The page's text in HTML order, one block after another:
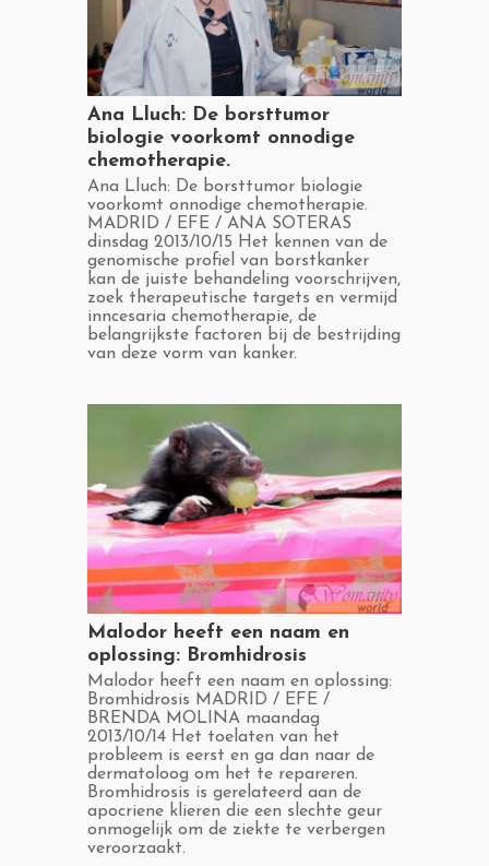
​Ana Lluch: De borsttumor
biologie voorkomt onnodige
chemotherapie.
​Ana Lluch: De borsttumor biologie
voorkomt onnodige chemotherapie.
MADRID / EFE / ANA SOTERAS
dinsdag 2013/10/15 Het kennen van de
genomische profiel van borstkanker
kan de juiste behandeling voorschrijven,
zoek therapeutische targets en vermijd
inncesaria chemotherapie, de
belangrijkste factoren bij de bestrijding
van deze vorm van kanker.
​Malodor heeft een naam en
oplossing: Bromhidrosis
​Malodor heeft een naam en oplossing:
Bromhidrosis MADRID / EFE /
BRENDA MOLINA maandag
2013/10/14 Het toelaten van het
probleem is eerst en ga dan naar de
dermatoloog om het te repareren.
Bromhidrosis is gerelateerd aan de
apocriene klieren die een slechte geur
onmogelijk om de ziekte te verbergen
veroorzaakt.